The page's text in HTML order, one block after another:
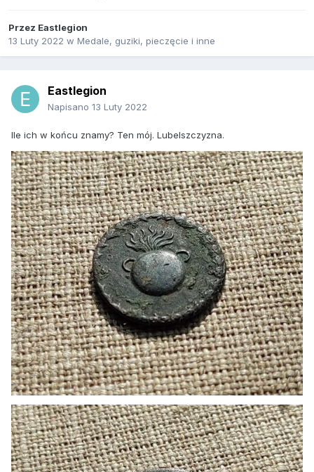
Przez Eastlegion
13 Luty 2022 w Medale, guziki, pieczęcie i inne
Eastlegion
Napisano 13 Luty 2022
Ile ich w końcu znamy? Ten mój. Lubelszczyzna.